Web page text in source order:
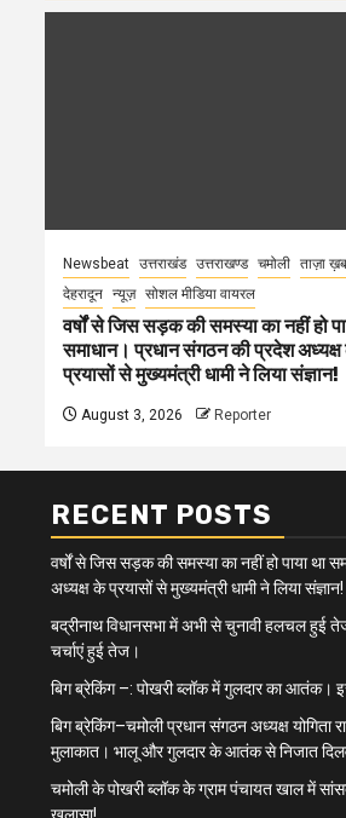
Newsbeat उत्तराखंड उत्तराखण्ड चमोली ताज़ा
देहरादून न्यूज़ सोशल मीडिया वायरल
वर्षों से जिस सड़क की समस्या का नहीं हो
समाधान। प्रधान संगठन की प्रदेश
प्रयासों से मुख्यमंत्री धामी ने लिया संज्ञान!
August 3, 2026 Reporter
RECENT POSTS
वर्षों से जिस सड़क की समस्या का नहीं हो पाया था
अध्यक्ष के प्रयासों से मुख्यमंत्री धामी ने लिया संज्ञान!
बद्रीनाथ विधानसभा में अभी से चुनावी हलचल हुई
चर्चाएं हुई तेज।
बिग ब्रेकिंग –: पोखरी ब्लॉक में गुलदार का आतंक।
बिग ब्रेकिंग–चमोली प्रधान संगठन अध्यक्ष योगिता
मुलाकात। भालू और गुलदार के आतंक से निजात
चमोली के पोखरी ब्लॉक के ग्राम पंचायत खाल में